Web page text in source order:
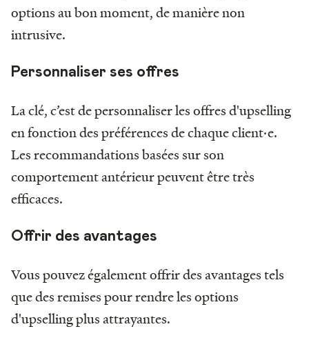
options au bon moment, de manière non
intrusive.
Personnaliser ses offres
La clé, c’est de personnaliser les offres d'upselling
en fonction des préférences de chaque client·e.
Les recommandations basées sur son
comportement antérieur peuvent être très
efficaces.
Offrir des avantages
Vous pouvez également offrir des avantages tels
que des remises pour rendre les options
d'upselling plus attrayantes.